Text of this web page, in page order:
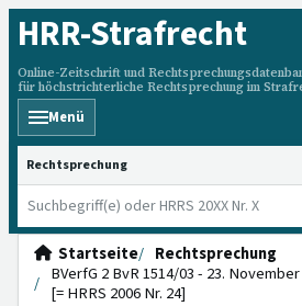
HRR-Strafrecht
Online-Zeitschrift und
für höchstrichterliche Rechtsprechung im
Menü
HRRS durchsuchen
Startseite
Rechtsprechung
BVerfG 2 BvR 1514/03 - 23.
[= HRRS 2006 Nr. 24]